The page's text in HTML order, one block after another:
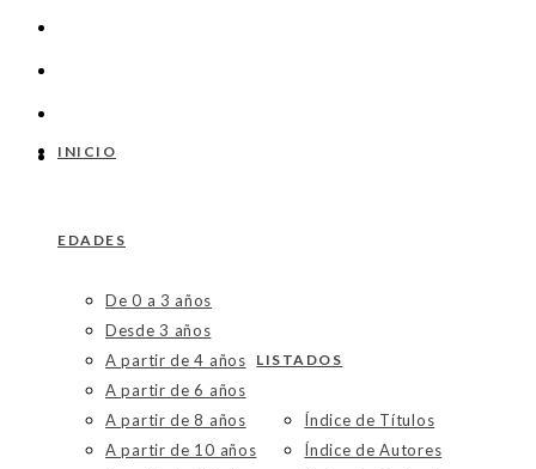
INICIO
EDADES
De 0 a 3 años
Desde 3 años
A partir de 4 años
A partir de 6 años
A partir de 8 años
A partir de 10 años
LISTADOS
Índice de Títulos
Índice de Autores